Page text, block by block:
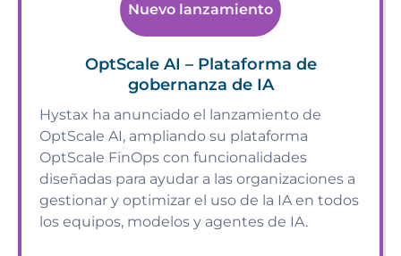
Nuevo lanzamiento
OptScale AI – Plataforma de
gobernanza de IA
Hystax ha anunciado el lanzamiento de
OptScale AI, ampliando su plataforma
OptScale FinOps con funcionalidades
diseñadas para ayudar a las organizaciones a
gestionar y optimizar el uso de la IA en todos
los equipos, modelos y agentes de IA.